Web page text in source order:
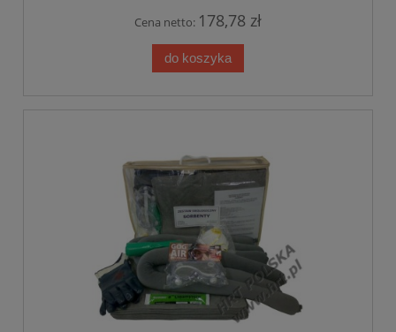
Cena netto: 178,78 zł
do koszyka